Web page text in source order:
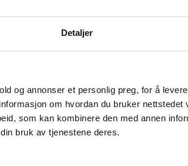
Detaljer
og annonser et personlig preg, for å
om hvordan du bruker nettstedet
som kan kombinere den med annen
bruk av tjenestene deres.
lager: 8 236,-